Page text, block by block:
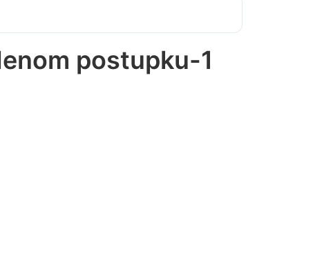
postupku-1